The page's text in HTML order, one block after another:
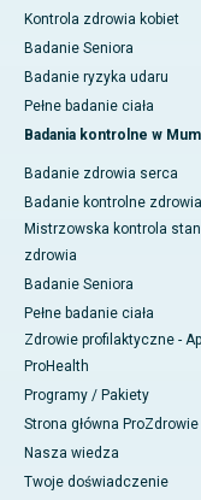
Kontrola zdrowia kobiet
Badanie Seniora
Badanie ryzyka udaru
Pełne badanie ciała
Badania kontrolne w
Badanie zdrowia serca
Badanie kontrolne
Mistrzowska kontrola
zdrowia
Badanie Seniora
Pełne badanie ciała
Zdrowie profilaktyczne -
ProHealth
Programy / Pakiety
Strona główna ProZdrowie
Nasza wiedza
Twoje doświadczenie